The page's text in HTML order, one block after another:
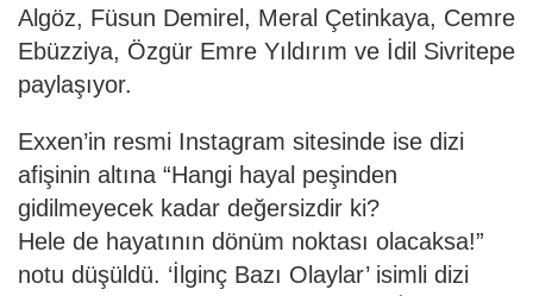
Algöz, Füsun Demirel, Meral Çetinkaya, Cemre
Ebüzziya, Özgür Emre Yıldırım ve İdil Sivritepe
paylaşıyor.
Exxen’in resmi Instagram sitesinde ise dizi
afişinin altına “Hangi hayal peşinden
gidilmeyecek kadar değersizdir ki?
Hele de hayatının dönüm noktası olacaksa!”
notu düşüldü. ‘İlginç Bazı Olaylar’ isimli dizi